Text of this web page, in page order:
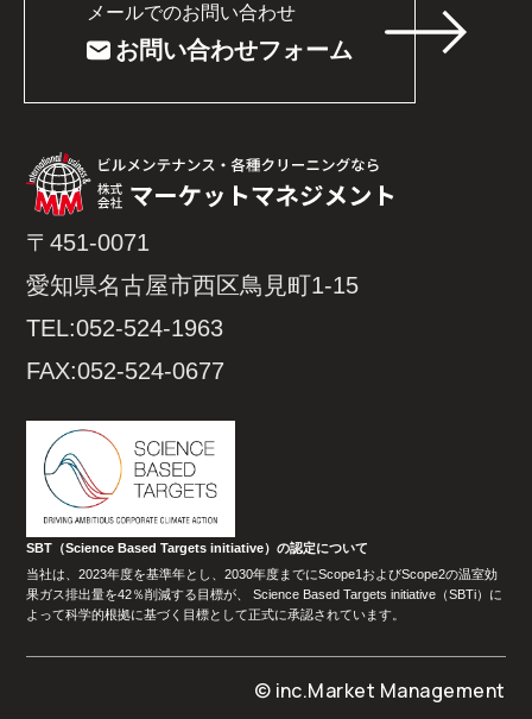
メールでのお問い合わせ
お問い合わせフォーム
〒451-0071
愛知県名古屋市西区鳥見町1-15
TEL:052-524-1963
FAX:052-524-0677
SBT（Science Based Targets initiative）の認定について
当社は、2023年度を基準年とし、2030年度までにScope1およびScope2の温室効
果ガス排出量を42％削減する目標が、 Science Based Targets initiative（SBTi）に
よって科学的根拠に基づく目標として正式に承認されています。
© inc.Market Management